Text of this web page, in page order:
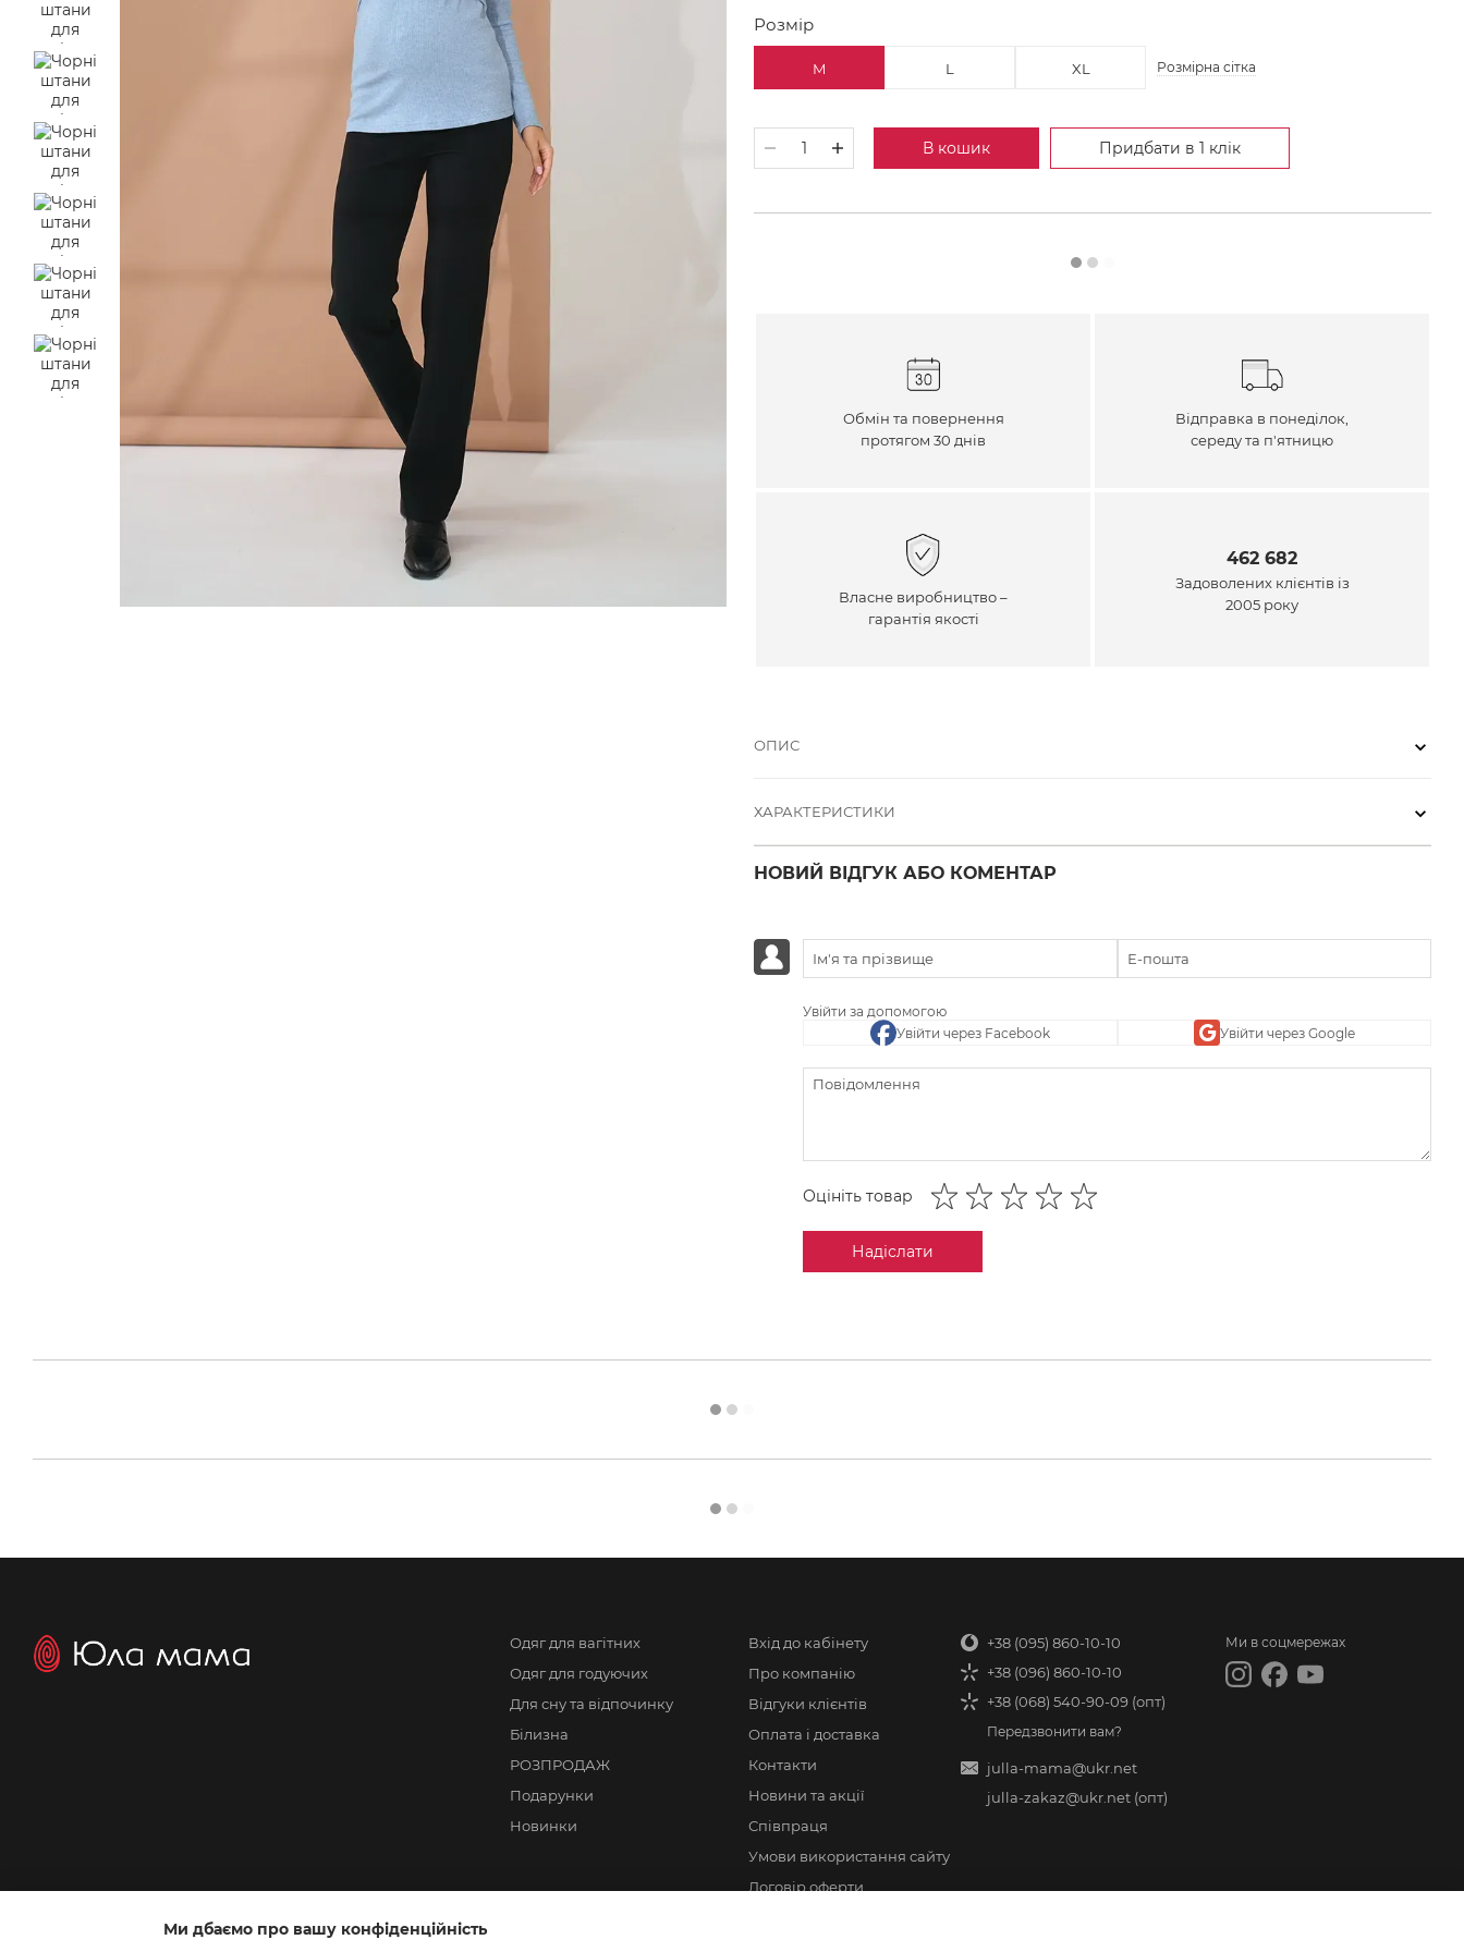
Розмір
M L XL Розмірна сітка
В кошик Придбати в 1 клік
Обмін та повернення
протягом 30 днів
Відправка в понеділок,
середу та п'ятницю
Власне виробництво –
гарантія якості
462 682
Задоволених клієнтів із
2005 року
ОПИС
ХАРАКТЕРИСТИКИ
НОВИЙ ВІДГУК АБО КОМЕНТАР
Увійти за допомогою
Увійти через Facebook
Увійти через Google
Оцініть товар
Надіслати
Інтернет-магазин створений з Хорошоп
Одяг для вагітних
Одяг для годуючих
Для сну та відпочинку
Білизна
РОЗПРОДАЖ
Подарунки
Новинки
Вхід до кабінету
Про компанію
Відгуки клієнтів
Оплата і доставка
Контакти
Новини та акції
Співпраця
Умови використання сайту
Договір оферти
+38 (095) 860-10-10
+38 (096) 860-10-10
+38 (068) 540-90-09 (опт)
Передзвонити вам?
julla-mama@ukr.net
julla-zakaz@ukr.net (опт)
Ми в соцмережах
Ми дбаємо про вашу конфіденційність